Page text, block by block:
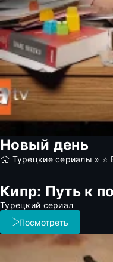
Новый день
Турецкие сериалы » ⭐
Кипр: Путь к
Турецкий сериал
Посмотреть